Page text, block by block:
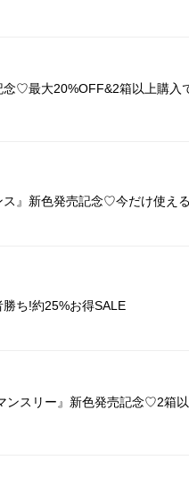
念♡最大20%OFF&2箱以上購
ス』新色発売記念♡今だけ使え
ち!約25%お得SALE
ンスリー』新色発売記念♡2箱